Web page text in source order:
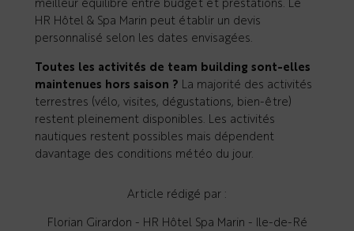
meilleur équilibre entre budget et prestations. Le
HR Hôtel & Spa Marin peut établir un devis
personnalisé selon les dates envisagées.
Toutes les activités de team building sont-elles
maintenues hors saison ? La majorité des activités
terrestres (vélo, visites, dégustations, bien-être)
restent pleinement disponibles. Les activités
nautiques restent possibles mais dépendent
davantage des conditions météo du jour.
Article rédigé par :
Florian Girardon - HR Hôtel Spa Marin - Ile-de-Ré